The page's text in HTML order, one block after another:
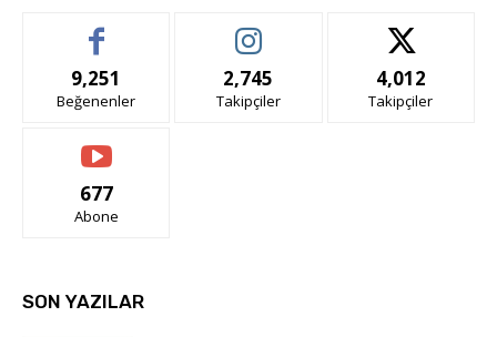
9,251
Beğenenler
2,745
Takipçiler
4,012
Takipçiler
677
Abone
SON YAZILAR